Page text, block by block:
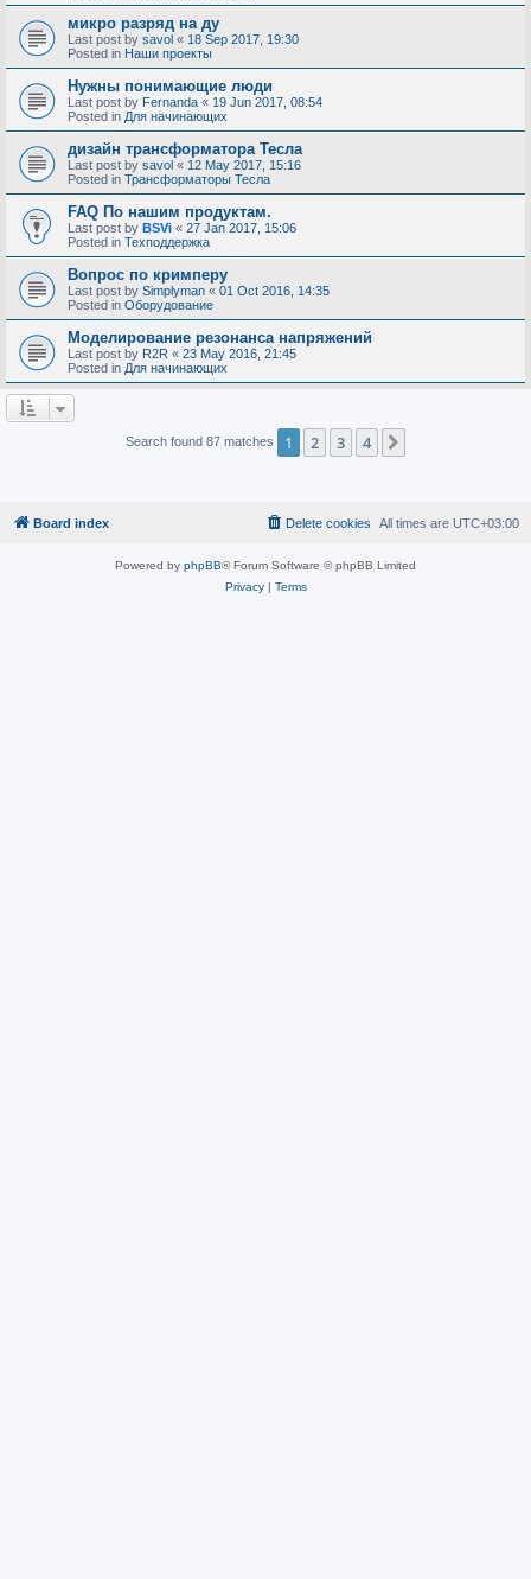
микро разряд на ду
Last post by savol « 18 Sep 2017, 19:30
Posted in Наши проекты
Нужны понимающие люди
Last post by Fernanda « 19 Jun 2017, 08:54
Posted in Для начинающих
дизайн трансформатора Тесла
Last post by savol « 12 May 2017, 15:16
Posted in Трансформаторы Тесла
FAQ По нашим продуктам.
Last post by BSVi « 27 Jan 2017, 15:06
Posted in Техподдержка
Вопрос по кримперу
Last post by Simplyman « 01 Oct 2016, 14:35
Posted in Оборудование
Моделирование резонанса напряжений
Last post by R2R « 23 May 2016, 21:45
Posted in Для начинающих
Search found 87 matches 1 2 3 4
Board index All times are UTC+03:00
Delete cookies
Powered by phpBB® Forum Software © phpBB Limited
Privacy| Terms